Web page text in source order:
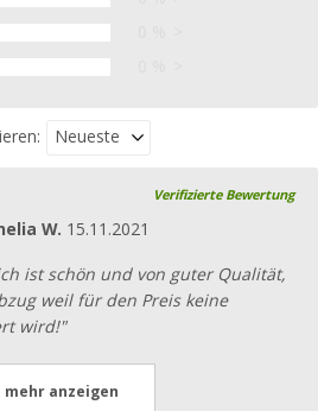
Neueste
Verifizierte Bewertung
W. 15.11.2021
ist schön und von guter Qualität,
weil für den Preis keine
wird!"
mehr anzeigen